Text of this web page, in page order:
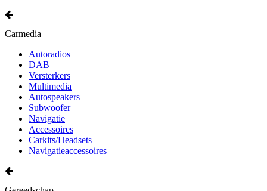
Carmedia
Autoradios
DAB
Versterkers
Multimedia
Autospeakers
Subwoofer
Navigatie
Accessoires
Carkits/Headsets
Navigatieaccessoires